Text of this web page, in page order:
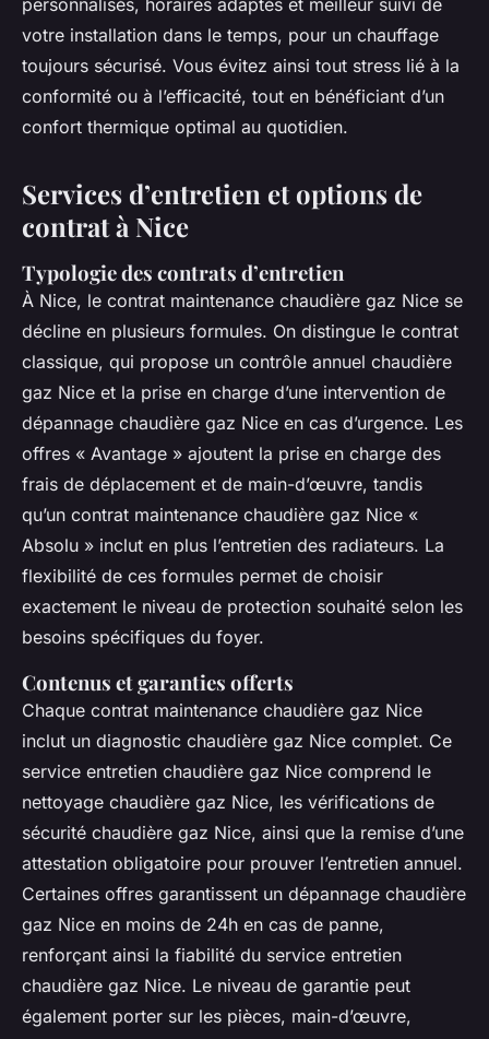
personnalisés, horaires adaptés et meilleur suivi de
votre installation dans le temps, pour un chauffage
toujours sécurisé. Vous évitez ainsi tout stress lié à la
conformité ou à l’efficacité, tout en bénéficiant d’un
confort thermique optimal au quotidien.
Services d’entretien et options de
contrat à Nice
Typologie des contrats d’entretien
À Nice, le contrat maintenance chaudière gaz Nice se
décline en plusieurs formules. On distingue le contrat
classique, qui propose un contrôle annuel chaudière
gaz Nice et la prise en charge d’une intervention de
dépannage chaudière gaz Nice en cas d’urgence. Les
offres « Avantage » ajoutent la prise en charge des
frais de déplacement et de main-d’œuvre, tandis
qu’un contrat maintenance chaudière gaz Nice «
Absolu » inclut en plus l’entretien des radiateurs. La
flexibilité de ces formules permet de choisir
exactement le niveau de protection souhaité selon les
besoins spécifiques du foyer.
Contenus et garanties offerts
Chaque contrat maintenance chaudière gaz Nice
inclut un diagnostic chaudière gaz Nice complet. Ce
service entretien chaudière gaz Nice comprend le
nettoyage chaudière gaz Nice, les vérifications de
sécurité chaudière gaz Nice, ainsi que la remise d’une
attestation obligatoire pour prouver l’entretien annuel.
Certaines offres garantissent un dépannage chaudière
gaz Nice en moins de 24h en cas de panne,
renforçant ainsi la fiabilité du service entretien
chaudière gaz Nice. Le niveau de garantie peut
également porter sur les pièces, main-d’œuvre,